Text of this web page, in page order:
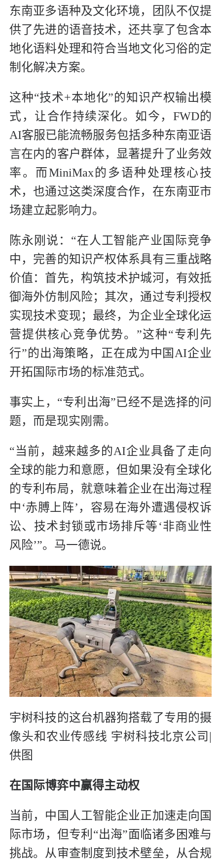
东南亚多语种及文化环境，团队不仅提
供了先进的语音技术，还共享了包含本
地化语料处理和符合当地文化习俗的定
制化解决方案。
这种“技术+本地化”的知识产权输出模
式，让合作持续深化。如今，FWD的
AI客服已能流畅服务包括多种东南亚语
言在内的客户群体，显著提升了业务效
率。而MiniMax的多语种处理核心技
术，也通过这类深度合作，在东南亚市
场建立起影响力。
陈永刚说：“在人工智能产业国际竞争
中，完善的知识产权体系具有三重战略
价值：首先，构筑技术护城河，有效抵
御海外仿制风险；其次，通过专利授权
实现技术变现；最终，为企业全球化运
营提供核心竞争优势。”这种“专利先
行”的出海策略，正在成为中国AI企业
开拓国际市场的标准范式。
事实上，“专利出海”已经不是选择的问
题，而是现实刚需。
“当前，越来越多的AI企业具备了走向
全球的能力和意愿，但如果没有全球化
的专利布局，就意味着企业在出海过程
中‘赤膊上阵’，容易在海外遭遇侵权诉
讼、技术封锁或市场排斥等‘非商业性
风险’”。马一德说。
宇树科技的这台机器狗搭载了专用的摄
像头和农业传感线 宇树科技北京公司|
供图
在国际博弈中赢得主动权
当前，中国人工智能企业正加速走向国
际市场，但专利“出海”面临诸多困难与
挑战。从审查制度到技术壁垒，从合规